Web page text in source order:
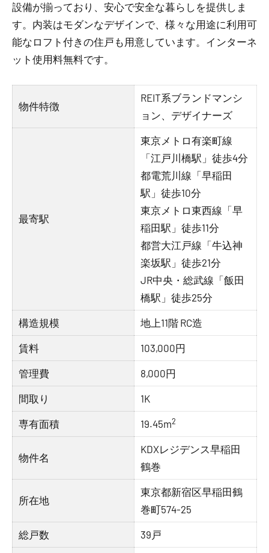
設備が揃っており、安心で安全な暮らしを提供しま
す。内装はモダンなデザインで、様々な用途に利用可
能なロフト付きの住戸も用意しています。インターネ
ット使用料無料です。
物件特徴
REIT系ブランドマンシ
ョン、デザイナーズ
最寄駅
東京メトロ有楽町線
「江戸川橋駅」徒歩4分
都電荒川線「早稲田
駅」徒歩10分
東京メトロ東西線「早
稲田駅」徒歩11分
都営大江戸線「牛込神
楽坂駅」徒歩21分
JR中央・総武線「飯田
橋駅」徒歩25分
構造規模 地上11階 RC造
賃料 103,000円
管理費 8,000円
間取り 1K
専有面積 19.45m2
物件名
KDXレジデンス早稲田
鶴巻
所在地
東京都新宿区早稲田鶴
巻町574-25
総戸数 39戸